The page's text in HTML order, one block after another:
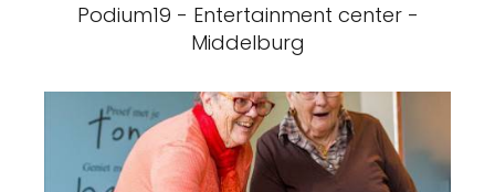
Podium19 - Entertainment center -
Middelburg